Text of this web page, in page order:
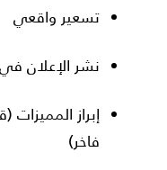
تسعير واقعي
نشر الإعلان
فاخر)